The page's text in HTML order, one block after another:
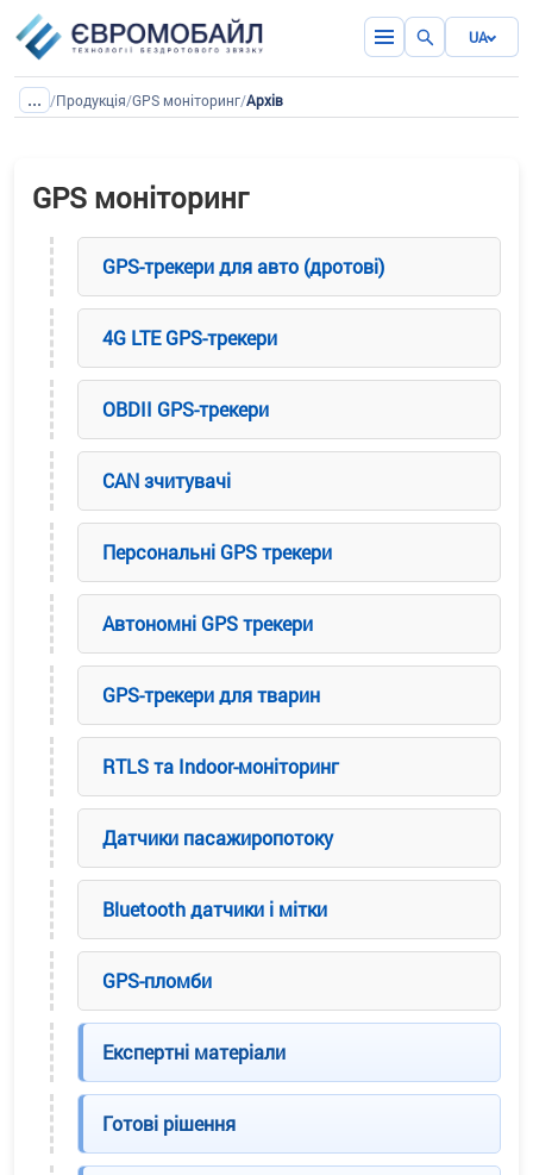
UA
... /Продукція/GPS моніторинг/Архів
GPS моніторинг
GPS-трекери для авто (дротові)
4G LTE GPS-трекери
OBDII GPS-трекери
CAN зчитувачі
Персональні GPS трекери
Автономні GPS трекери
GPS-трекери для тварин
RTLS та Indoor-моніторинг
Датчики пасажиропотоку
Bluetooth датчики і мітки
GPS-пломби
Експертні матеріали
Готові рішення